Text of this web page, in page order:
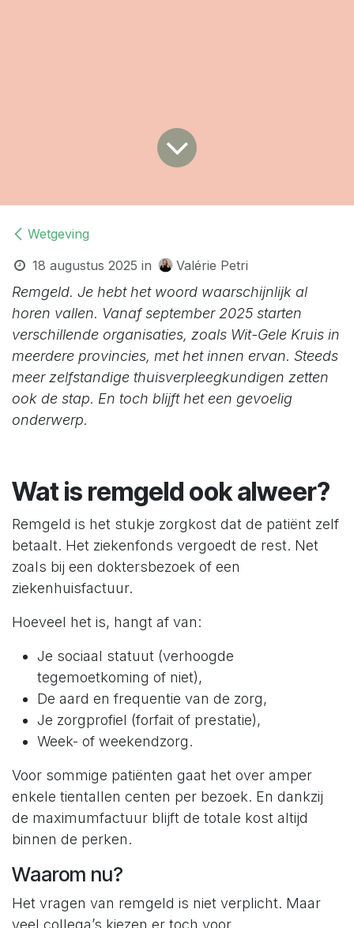
Wetgeving
18 augustus 2025 in Valérie Petri
Remgeld. Je hebt het woord waarschijnlijk al
horen vallen. Vanaf september 2025 starten
verschillende organisaties, zoals Wit-Gele Kruis in
meerdere provincies, met het innen ervan. Steeds
meer zelfstandige thuisverpleegkundigen zetten
ook de stap. En toch blijft het een gevoelig
onderwerp.
Wat is remgeld ook alweer?
Remgeld is het stukje zorgkost dat de patiënt zelf
betaalt. Het ziekenfonds vergoedt de rest. Net
zoals bij een doktersbezoek of een
ziekenhuisfactuur.
Hoeveel het is, hangt af van:
Je sociaal statuut (verhoogde
tegemoetkoming of niet),
De aard en frequentie van de zorg,
Je zorgprofiel (forfait of prestatie),
Week- of weekendzorg.
Voor sommige patiënten gaat het over amper
enkele tientallen centen per bezoek. En dankzij
de maximumfactuur blijft de totale kost altijd
binnen de perken.
Waarom nu?
Het vragen van remgeld is niet verplicht. Maar
veel collega’s kiezen er toch voor.